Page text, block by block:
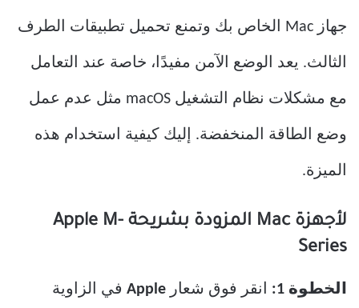
جهاز Mac الخاص بك وتمنع تحميل تطبيقات الطرف
الثالث. يعد الوضع الآمن مفيدًا، خاصة عند التعامل
مع مشكلات نظام التشغيل macOS مثل عدم عمل
وضع الطاقة المنخفضة. إليك كيفية استخدام هذه
الميزة.
لأجهزة Mac المزودة بشريحة Apple M-
Series
الخطوة 1: انقر فوق شعار Apple في الزاوية